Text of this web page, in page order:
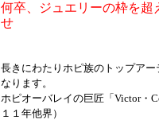
何卒、ジュエリーの枠を超
せ
長きにわたりホピ族のトップア
なります。
ホピオーバレイの巨匠「Victor・
１１年他界）